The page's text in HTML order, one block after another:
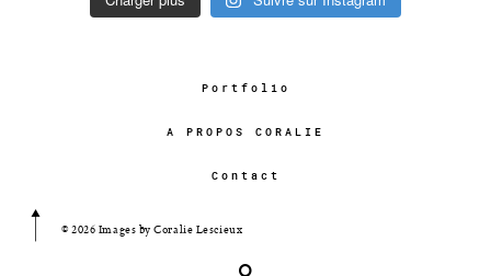
Portfolio
A PROPOS CORALIE
Contact
© 2026 Images by Coralie Lescieux